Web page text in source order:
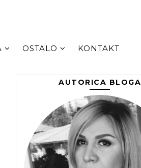
OSTALO KONTAKT
AUTORICA BLOGA